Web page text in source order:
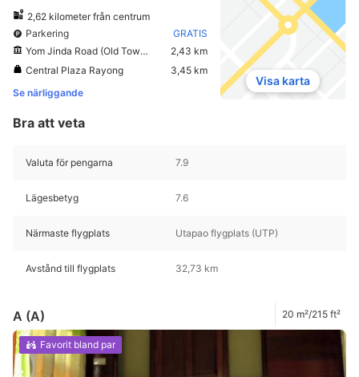
2,62 kilometer från centrum
Parkering
GRATIS
Yom Jinda Road (Old Town Rayong)
2,43 km
Central Plaza Rayong
3,45 km
Se närliggande
Visa karta
Bra att veta
Valuta för pengarna 7.9
Lägesbetyg 7.6
Närmaste flygplats Utapao flygplats (UTP)
Avstånd till flygplats 32,73 km
A (A) 20 m²/215 ft²
Favorit bland par